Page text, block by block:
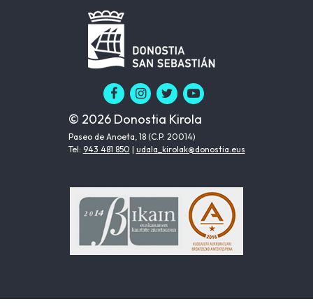
© 2026 Donostia Kirola
Paseo de Anoeta, 18 (C.P. 20014)
Tel: 943 481 850 | udala_kirolak@donostia.eus